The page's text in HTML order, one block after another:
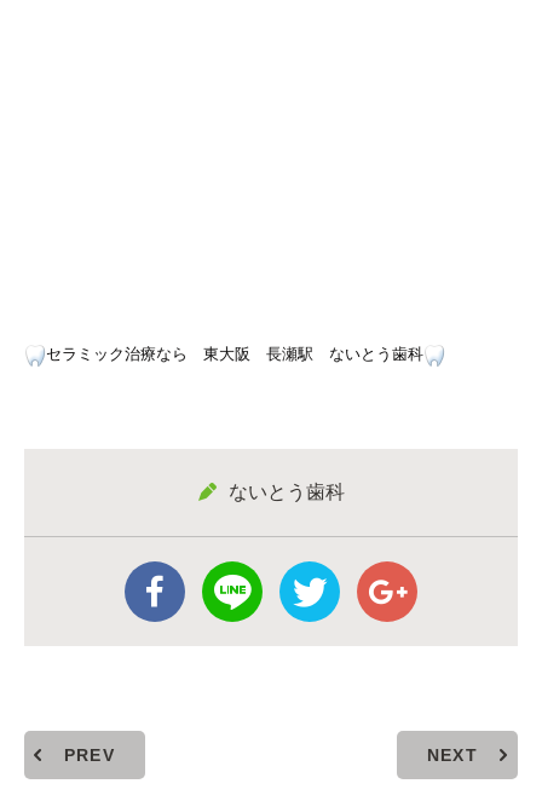
セラミック治療なら 東大阪 長瀬駅 ないとう歯科
ないとう歯科
PREV NEXT